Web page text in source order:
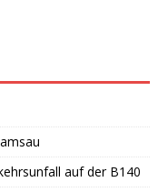
auf der B140